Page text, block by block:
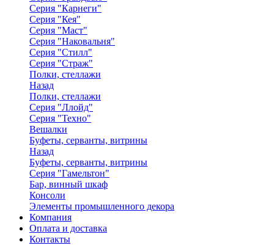
Серия "Карнеги"
Серия "Кея"
Серия "Маст"
Серия "Наковальня"
Серия "Стилл"
Серия "Страж"
Полки, стеллажи
Назад
Полки, стеллажи
Серия "Ллойд"
Серия "Техно"
Вешалки
Буфеты, серванты, витрины
Назад
Буфеты, серванты, витрины
Серия "Гамельтон"
Бар, винный шкаф
Консоли
Элементы промышленного декора
Компания
Оплата и доставка
Контакты